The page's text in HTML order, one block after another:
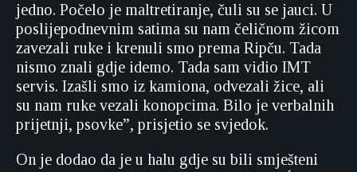
jedno. Počelo je maltretiranje, čuli su se jauci. U
poslijepodnevnim satima su nam čeličnom žicom
zavezali ruke i krenuli smo prema Ripču. Tada
nismo znali gdje idemo. Tada sam vidio IMT
servis. Izašli smo iz kamiona, odvezali žice, ali
su nam ruke vezali konopcima. Bilo je verbalnih
prijetnji, psovke”, prisjetio se svjedok.
On je dodao da je u halu gdje su bili smješteni